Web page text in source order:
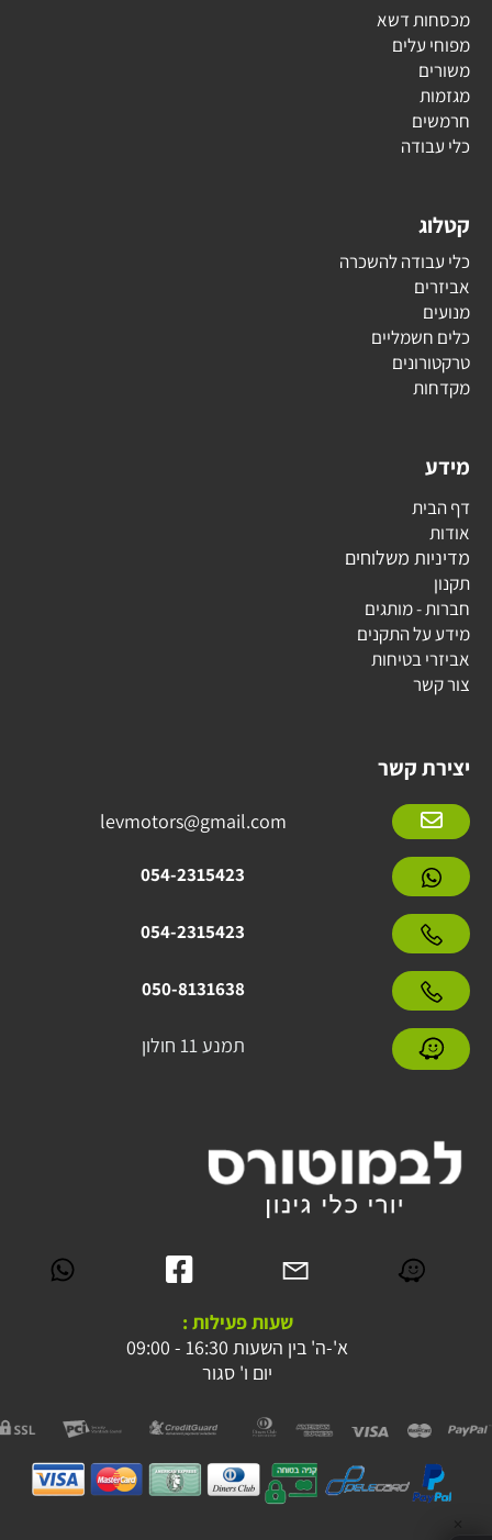
מכסחות דשא
מפוחי עלים
משורים
מגזמות
חרמשים
כלי עבודה
קטלוג
כלי עבודה להשכרה
אביזרים
מנועים
כלים חשמליים
טרקטורונים
מקדחות
מידע
דף הבית
אודות
מדיניות משלוחים
תקנון
חברות - מותגים
מידע על התקנים
אביזרי בטיחות
צור קשר
יצירת קשר
levmotors@gmail.com
054-2315423
054-2315423
050-8131638
תמנע 11 חולון
שעות פעילות :
א'-ה' בין השעות 16:30 - 09:00
יום ו' סגור